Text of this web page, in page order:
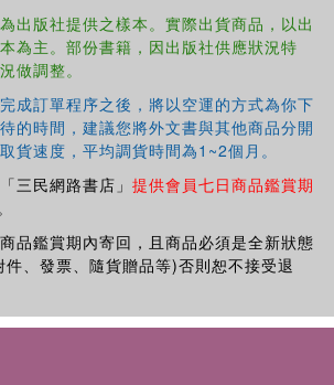
出版社提供之樣本。實際出貨商品，以出
為主。部份書籍，因出版社供應狀況特
做調整。
成訂單程序之後，將以空運的方式為你下
的時間，建議您將外文書與其他商品分開
貨速度，平均調貨時間為1~2個月。
三民網路書店」 提供會員七日商品鑑賞期
品鑑賞期內寄回，且商品必須是全新狀態
、發票、隨貨贈品等)否則恕不接受退